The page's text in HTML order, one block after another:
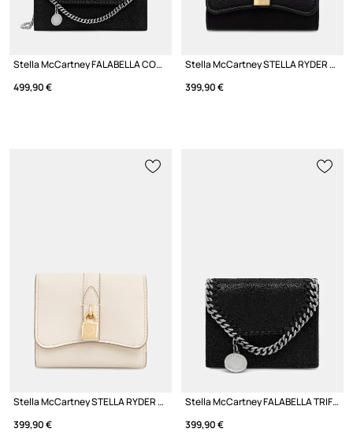
Stella McCartney FALABELLA CONTINENTAL портфейл дамски
499,90 €
Stella McCartney STELLA RYDER портфейл от имитация на кожа дамски
399,90 €
Stella McCartney STELLA RYDER портфейл от имитация на кожа дамски
399,90 €
Stella McCartney FALABELLA TRIFOLD портфейл дамски
399,90 €